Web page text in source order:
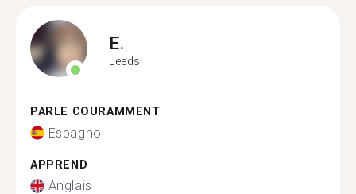
E.
Leeds
PARLE COURAMMENT
Espagnol
APPREND
Anglais